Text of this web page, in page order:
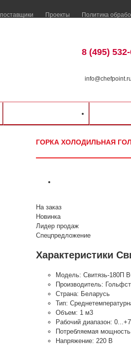
Проекты Политика
8 (495)
и кафе
ГОРКА ХОЛОДИЛЬНАЯ
На заказ
Новинка
Лидер продаж
Спецпредложение
Характеристики
Модель: Свитязь-180П
Производитель:
Страна: Беларусь
Тип:
Объем: 1 м3
Рабочий диапазон:
Потребляемая
Напряжение: 220 В